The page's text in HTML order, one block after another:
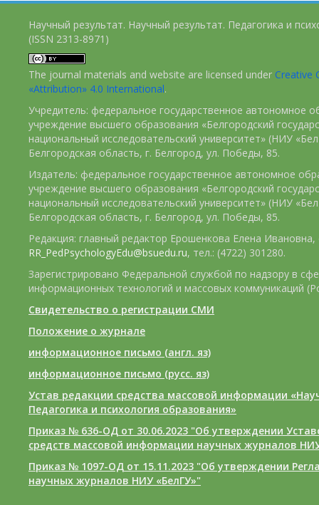
Научный результат. Научный результат. Педагогика и
(ISSN 2313-8971)
The journal materials and website are licensed under Creative
«Attribution» 4.0 International.
Учредитель: федеральное государственное автономное
учреждение высшего образования «Белгородский
национальный исследовательский университет» (НИУ
Белгородская область, г. Белгород, ул. Победы, 85.
Издатель: федеральное государственное автономное
учреждение высшего образования «Белгородский
национальный исследовательский университет» (НИУ
Белгородская область, г. Белгород, ул. Победы, 85.
Редакция: главный редактор Ерошенкова Елена Ивановна,
RR_PedPsychologyEdu@bsuedu.ru, тел.: (4722) 301280.
Зарегистрировано Федеральной службой по надзору в
информационных технологий и массовых коммуникаций
Свидетельство о регистрации СМИ
Положение о журнале
информационное письмо (англ. яз)
информационное письмо (русс. яз)
Устав редакции средства массовой информации
Педагогика и психология образования»
Приказ № 636-ОД от 30.06.2023 "Об утверждении
средств массовой информации научных журналов
Приказ № 1097-ОД от 15.11.2023 "Об утверждении
научных журналов НИУ «БелГУ»"